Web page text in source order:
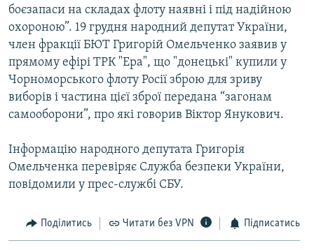
боєзапаси на складах флоту наявні і під надійною
охороною”. 19 грудня народний депутат України,
член фракції БЮТ Григорій Омельченко заявив у
прямому ефірі ТРК "Ера", що "донецькі" купили у
Чорноморського флоту Росії зброю для зриву
виборів і частина цієї зброї передана “загонам
самооборони”, про які говорив Віктор Янукович.
Інформацію народного депутата Григорія
Омельченка перевіряє Служба безпеки України,
повідомили у прес-службі СБУ.
Поділитись Читати без VPN Підписатись